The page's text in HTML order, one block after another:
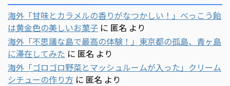
海外「甘味とカラメルの香りがなつかしい！」べっこう飴
は黄金色の美しいお菓子 に 匿名 より
海外「不思議な島で最高の体験！」東京都の孤島、青ヶ島
に滞在してみた に 匿名 より
海外「ゴロゴロ野菜とマッシュルームが入った」クリーム
シチューの作り方 に 匿名 より